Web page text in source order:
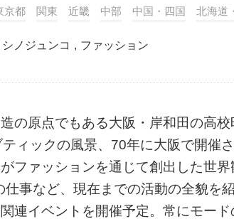
京都 関東 近畿 中部 中国・四国 北海道
シノジュンコ , ファッション
の原点でもある大阪・岸和田の高
ィックの風景、70年に大阪で開催
ファッションを通じて創出した世
事など、現在までの活動の全貌を
連イベントを開催予定。常にモー